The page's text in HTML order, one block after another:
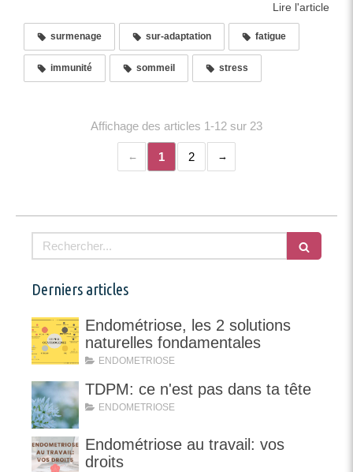
Lire l'article
surmenage sur-adaptation fatigue
immunité sommeil stress
Affichage des articles 1-12 sur 23
1 2
Rechercher
Derniers articles
Endométriose, les 2 solutions
naturelles fondamentales
ENDOMETRIOSE
TDPM: ce n'est pas dans ta tête
ENDOMETRIOSE
Endométriose au travail: vos
droits